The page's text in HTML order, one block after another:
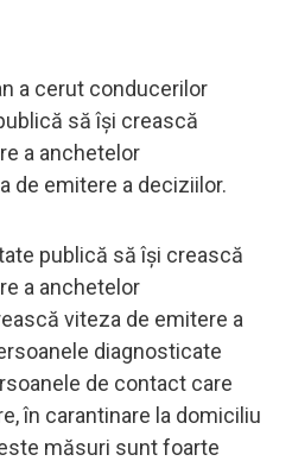
a cerut conducerilor
să își crească
a anchetelor
de emitere a deciziilor.
publică să își crească
a anchetelor
viteza de emitere a
diagnosticate
de contact care
în carantinare la domiciliu
măsuri sunt foarte